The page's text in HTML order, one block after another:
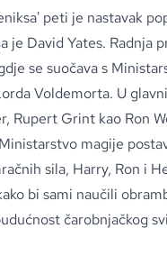
peti je nastavak
je David Yates. Radnja
se suočava s
Voldemorta. U
Rupert Grint kao Ron
magije
sila, Harry, Ron i
bi sami naučili
čarobnjačkog